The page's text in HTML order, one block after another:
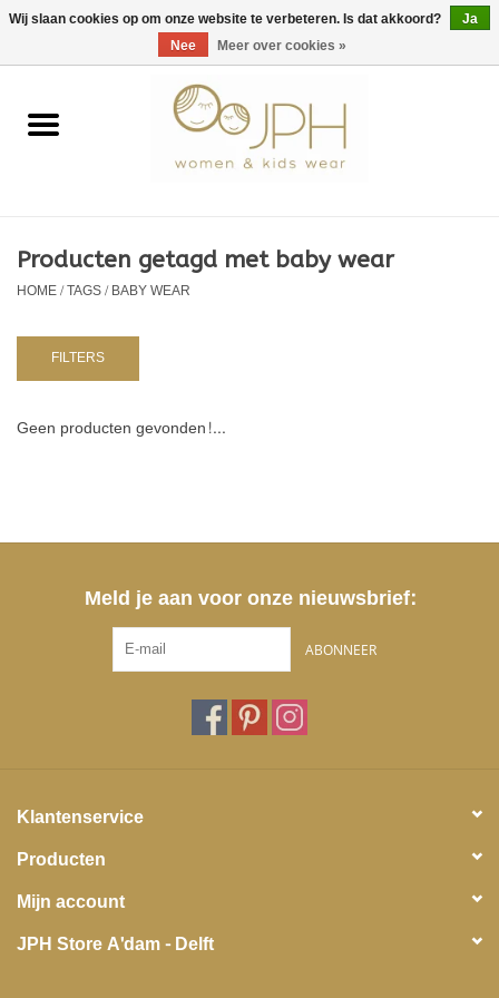
EUR/GBP/USD 0 Artikelen - €0,00
Home
Kids
NURSERY / TABLEWARE
Producten getagd met baby wear
HOME/TAGS/BABY WEAR
FILTERS
Geen producten gevonden!...
Meld je aan voor onze nieuwsbrief:
ABONNEER
Klantenservice
Producten
Mijn account
JPH Store A'dam - Delft
Wij slaan cookies op om onze website te verbeteren. Is dat akkoord?
Ja
Nee
Meer over cookies »